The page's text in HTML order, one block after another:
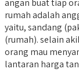
angan buat tiap
rumah adalah
yaitu, sandang
(rumah). selain
orang mau
lantaran harga